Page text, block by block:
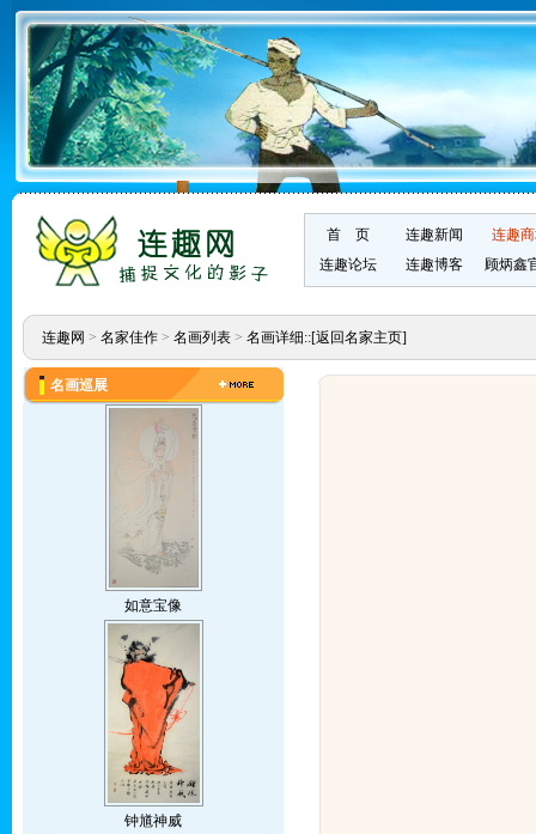
首 页 连趣新闻
连趣
连趣论坛
连趣博客 顾炳鑫
连趣网 > 名家佳作> 名画列表> 名画详细::[返回名家主页]
名画巡展
如意宝像
钟馗神威